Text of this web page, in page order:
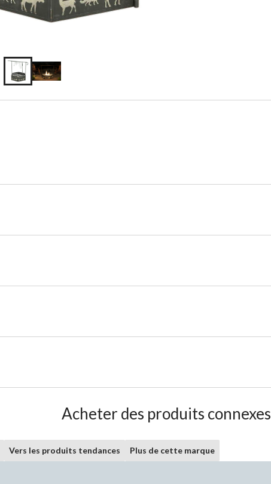
Acheter des produits connexes
Vers les produits tendances Plus de cette marque